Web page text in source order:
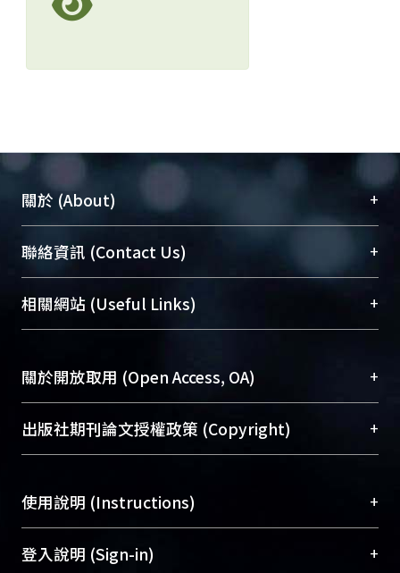
關於 (About) +
臺大位居世界頂尖大學之列，為永久珍藏及向國際
展現本校豐碩的研究成果及學術能量，圖書館整合
機構典藏（NTUR）與學術庫（AH）不同功能平
台，成為臺大學術典藏NTU scholars。期能整合研
成果。
To permanently archive and promote researcher
profiles and scholarly works, Library integrates the
services of “NTU Repository” with “Academic
聯絡資訊 (Contact Us) +
總館學科館員(Main Library)
醫學圖書館學科館員(Medical Library)
Sciences Library)
相關網站 (Useful Links) +
關於開放取用 (Open Access, OA) +
開放取用是從使用者角度提升資訊取用性的社會運
動，應用在學術研究上是透過將研究著作公開供使
用逐年攀升。同時可加速研究發展、提升研究影響
Archive）平台。 （點選深入了解OA）
出版社期刊論文授權政策 (Copyright) +
含部分內容的版權非匯入者所有，或由第三方贊
助與合作完成，請確認該版權所有者及第三方同
意提供此授權。
使用說明 (Instructions) +
網站簡介(Quickstart Guide)
登入說明 (Sign-in) +